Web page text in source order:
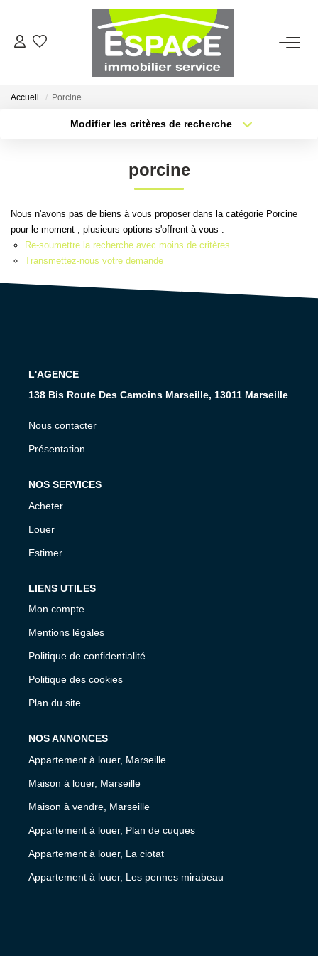
VENTES
AGENCE
Accueil Porcine
Modifier les critères de recherche
Budget max Plus de critères
porcine
Nous n'avons pas de biens à vous proposer dans la catégorie Porcine
pour le moment , plusieurs options s'offrent à vous :
Re-soumettre la recherche avec moins de critères.
Transmettez-nous votre demande
L'AGENCE
138 Bis Route Des Camoins Marseille, 13011 Marseille
Nous contacter
Présentation
NOS SERVICES
Acheter
Louer
Estimer
LIENS UTILES
Mon compte
Mentions légales
Politique de confidentialité
Politique des cookies
Plan du site
NOS ANNONCES
Appartement à louer, Marseille
Maison à louer, Marseille
Maison à vendre, Marseille
Appartement à louer, Plan de cuques
Appartement à louer, La ciotat
Appartement à louer, Les pennes mirabeau